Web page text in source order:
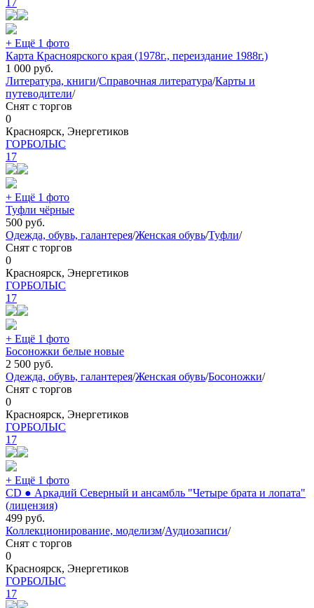
17
+ Ещё 1 фото
Карта Красноярского края (1978г., переиздание 1988г.)
1 000 руб.
Литература, книги/Справочная литература/Карты и
путеводители/
Снят с торгов
0
Красноярск, Энергетиков
ГОРБОЛЫС
17
+ Ещё 1 фото
Туфли чёрные
500 руб.
Одежда, обувь, галантерея/Женская обувь/Туфли/
Снят с торгов
0
Красноярск, Энергетиков
ГОРБОЛЫС
17
+ Ещё 1 фото
Босоножки белые новые
2 500 руб.
Одежда, обувь, галантерея/Женская обувь/Босоножки/
Снят с торгов
0
Красноярск, Энергетиков
ГОРБОЛЫС
17
+ Ещё 1 фото
CD ● Аркадий Северный и ансамбль "Четыре брата и лопата"
(лицензия)
499 руб.
Коллекционирование, моделизм/Аудиозаписи/
Снят с торгов
0
Красноярск, Энергетиков
ГОРБОЛЫС
17